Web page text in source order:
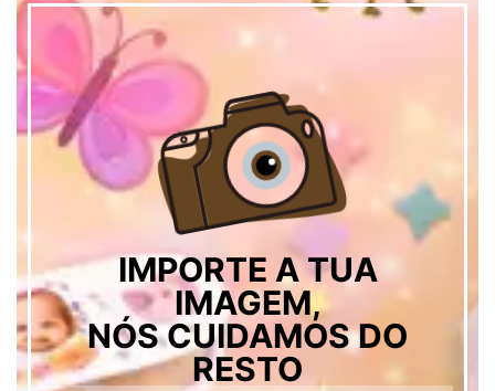
IMPORTE A TUA
IMAGEM,
NÓS CUIDAMOS DO
RESTO